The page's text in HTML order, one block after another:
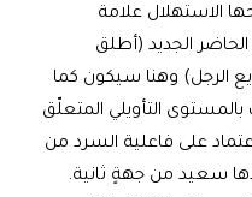
الاستهلال علامة
الجديد (أطلق
الرجل) وهنا سيكون كما
التأويلي المتعلّق
على فاعلية السرد من
سعيد من جهةٍ ثانية.